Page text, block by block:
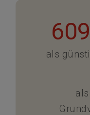
als